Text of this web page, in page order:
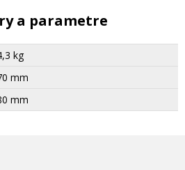
a parametre
kg
mm
mm